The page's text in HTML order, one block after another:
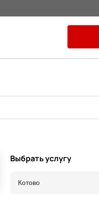
Выбрать услугу
Котово